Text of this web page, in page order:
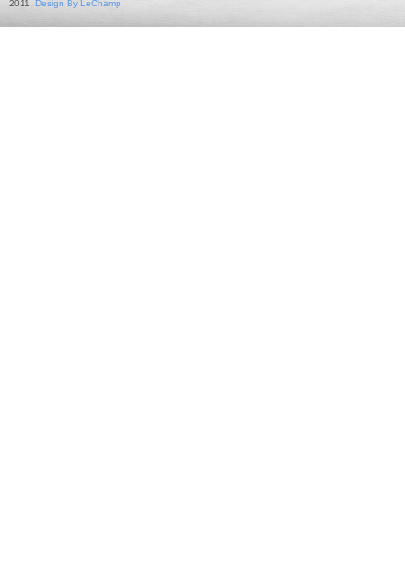
2011 Design By LeChamp